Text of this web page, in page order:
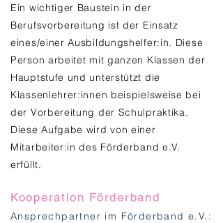
Ein wichtiger Baustein in der
Berufsvorbereitung ist der Einsatz
eines/einer Ausbildungshelfer:in. Diese
Person arbeitet mit ganzen Klassen der
Hauptstufe und unterstützt die
Klassenlehrer:innen beispielsweise bei
der Vorbereitung der Schulpraktika.
Diese Aufgabe wird von einer
Mitarbeiter:in des Förderband e.V.
erfüllt.
Kooperation Förderband
Ansprechpartner im Förderband e.V.: